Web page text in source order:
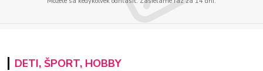
DETI, ŠPORT, HOBBY